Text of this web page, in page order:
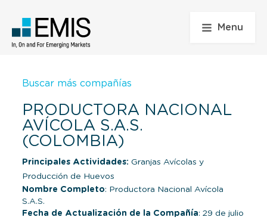
Menu
Buscar más compañías
PRODUCTORA NACIONAL
AVÍCOLA S.A.S.
(COLOMBIA)
Principales Actividades: Granjas Avícolas y
Producción de Huevos
Nombre Completo: Productora Nacional Avícola
S.A.S.
Fecha de Actualización de la Compañía: 29 de julio